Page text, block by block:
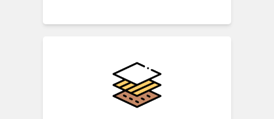
oluşturabilirsiniz. Katalog desteği
sayesinde muhasebe programımıza
geçişlerde stoklarınızı aktarmadan
sayım yaparak ürünleri yeniden